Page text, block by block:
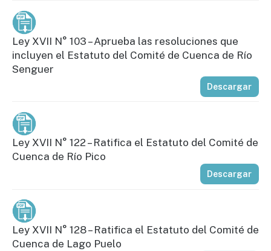
Ley XVII N° 103 – Aprueba las resoluciones que
incluyen el Estatuto del Comité de Cuenca de Río
Senguer
Descargar
Ley XVII N° 122 – Ratifica el Estatuto del Comité de
Cuenca de Río Pico
Descargar
Ley XVII N° 128 – Ratifica el Estatuto del Comité de
Cuenca de Lago Puelo